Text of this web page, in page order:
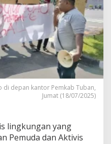
di depan kantor Pemkab Tuban,
Jumat (18/07/2025)
lingkungan yang
Pemuda dan Aktivis